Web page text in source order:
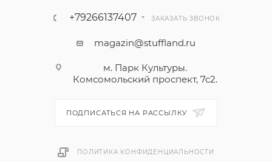
+79266137407 ЗАКАЗАТЬ ЗВОНОК
magazin@stuffland.ru
м. Парк Культуры.
Комсомольский проспект, 7с2.
ПОДПИСАТЬСЯ НА РАССЫЛКУ
ПОЛИТИКА КОНФИДЕНЦИАЛЬНОСТИ